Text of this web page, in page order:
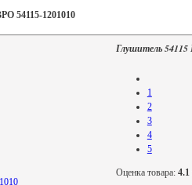
54115-1201010
Глушитель
1
2
3
4
5
Оценка товара: 4.1